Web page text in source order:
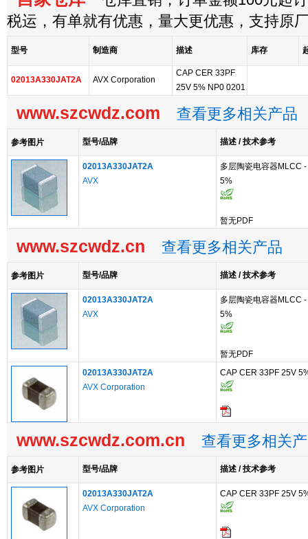
税运，有单就有优惠，量大更优惠，支持原
型号 制造商 描述 库存
02013A330JAT2A AVX Corporation
CAP CER 33PF
25V 5% NP0 0201
www.szcwdz.com 查看更多相关产品
参考图片 型号/品牌 描述 / 技术参考
02013A330JAT2A
AVX
多层陶瓷电容器MLCC
5%
暂无PDF
www.szcwdz.cn 查看更多相关产品
参考图片 型号/品牌 描述 / 技术参考
02013A330JAT2A
AVX
多层陶瓷电容器MLCC
5%
暂无PDF
02013A330JAT2A
AVX Corporation
CAP CER 33PF 25V
www.szcwdz.com.cn 查看更多相关
参考图片 型号/品牌 描述 / 技术参考
02013A330JAT2A
AVX Corporation
CAP CER 33PF 25V